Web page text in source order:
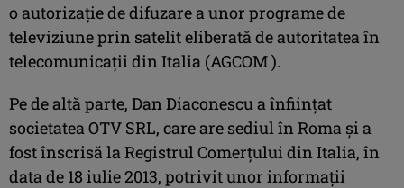
o autorizaţie de difuzare a unor programe de
televiziune prin satelit eliberată de autoritatea în
telecomunicaţii din Italia (AGCOM ).
Pe de altă parte, Dan Diaconescu a înfiinţat
societatea OTV SRL, care are sediul în Roma şi a
fost înscrisă la Registrul Comerţului din Italia, în
data de 18 iulie 2013, potrivit unor informaţii